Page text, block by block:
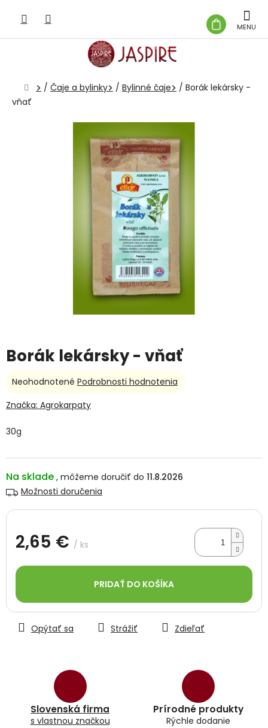
obsah
KOŠÍK
Domov
/ Čaje a bylinky / Bylinné čaje / Borák lekársky -
vňať
Borák lekársky - vňať
Na sklade
11.8.2026
Možnosti doručenia
2,65 € / ks
cena:
PRIDAŤ DO KOŠÍKA
Slovenská firma
s vlastnou značkou
Prírodné produkty
Rýchle dodanie
30g
Opýtať sa Strážiť Zdieľať
Priemerné
produktu
0,0
z
hviezdičiek.
Neohodnotené Podrobnosti hodnotenia
Značka: Agrokarpaty